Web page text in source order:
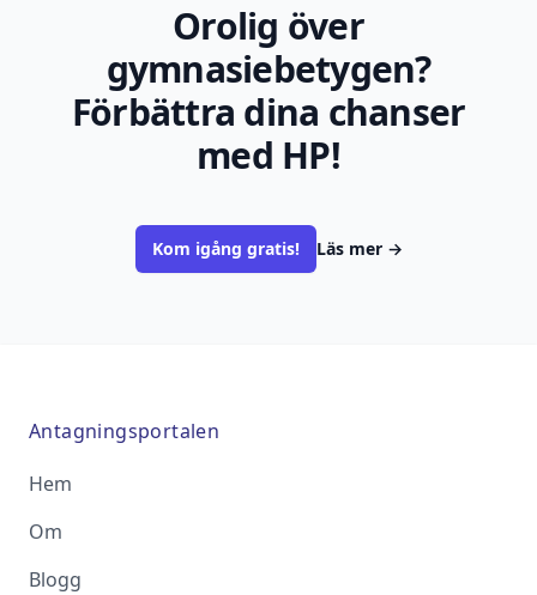
Orolig över
gymnasiebetygen?
Förbättra dina chanser
med HP!
Kom igång gratis! Läs mer →
Antagningsportalen
Hem
Om
Blogg